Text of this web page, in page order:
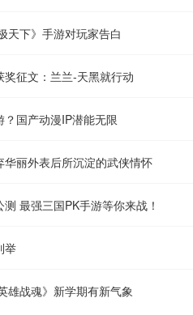
天下》手游对玩家告白
奖征文：兰兰-天黑就行动
？国产动漫IP潜能无限
华丽外表后所沉淀的武侠情怀
测 最强三国PK手游等你来战！
举
雄战魂》新学期有新气象